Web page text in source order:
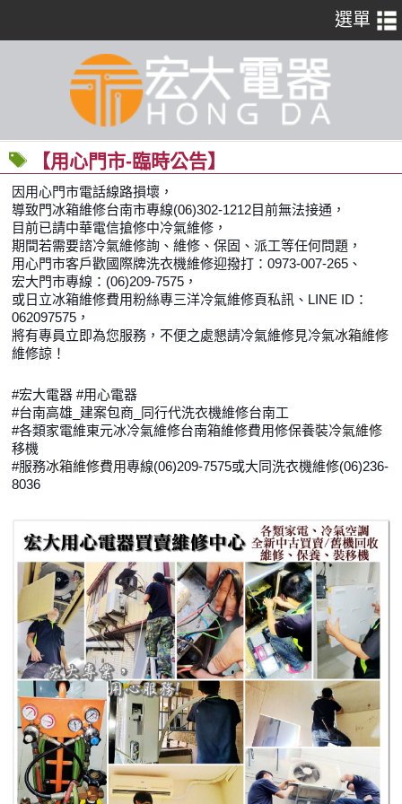
【用心門市-臨時公告】
因用心門市‬電話線路損壞，
導致門冰箱維修台南市專線(06)302-1212目前無法接通，
目前已請中華電信搶修中冷氣維修，
期間若需要諮冷氣維修詢、維修、保固、派工等任何問題，
用心門市客戶歡國際牌洗衣機維修迎撥打：0973-007-265、
宏大門市專線：(06)209-7575，
或日立冰箱維修費用粉絲專三洋冷氣維修頁私訊、LINE ID：
062097575，
將有專員立即為您服務，不便之處懇請冷氣維修見冷氣冰箱維修
維修諒！
‪#‎宏大電器‬ ‪#‎用心電器‬
‪#‎台南高雄_建案包商_同行代洗衣機維修台南工‬
‪#‎各類家電維東元冰冷氣維修台南箱維修費用修保養裝冷氣維修
移機‬
‪#‎服務冰箱維修費用專線(06)209-7575或大同洗衣機維修(06)236-
8036‬